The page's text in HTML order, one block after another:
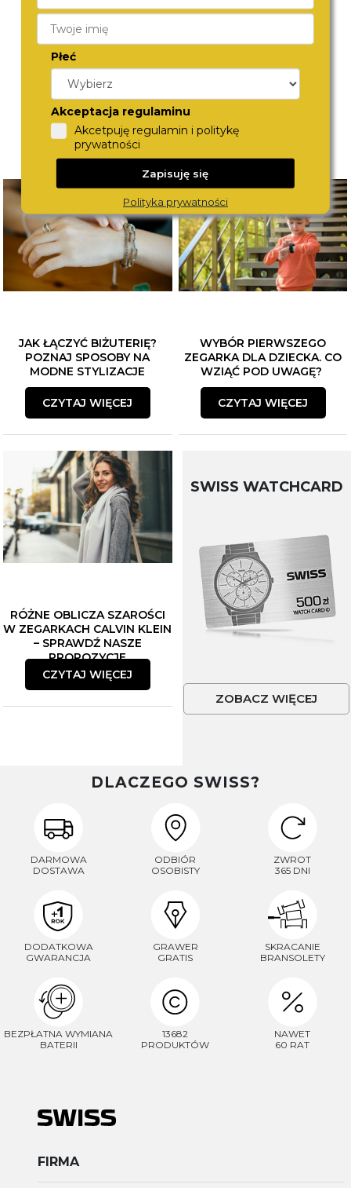
R37RS.BR
490,-
R34RS.BR
JAK ŁĄCZYĆ BIŻUTERIĘ?
POZNAJ SPOSOBY NA
MODNE STYLIZACJE
CZYTAJ WIĘCEJ
WYBÓR PIERWSZEGO
ZEGARKA DLA DZIECKA. CO
WZIĄĆ POD UWAGĘ?
CZYTAJ WIĘCEJ
RÓŻNE OBLICZA SZAROŚCI
W ZEGARKACH CALVIN KLEIN
– SPRAWDŹ NASZE
PROPOZYCJE
CZYTAJ WIĘCEJ
SWISS WATCHCARD
ZOBACZ WIĘCEJ
DLACZEGO SWISS?
DARMOWA
DOSTAWA
ODBIÓR
OSOBISTY
ZWROT
365 DNI
DODATKOWA
GWARANCJA
GRAWER
GRATIS
SKRACANIE
BRANSOLETY
BEZPŁATNA WYMIANA
BATERII
13682
PRODUKTÓW
NAWET
60 RAT
FIRMA
Płeć
Akceptacja regulaminu
Akcetpuję regulamin i politykę
prywatności
Zapisuję się
Polityka prywatności